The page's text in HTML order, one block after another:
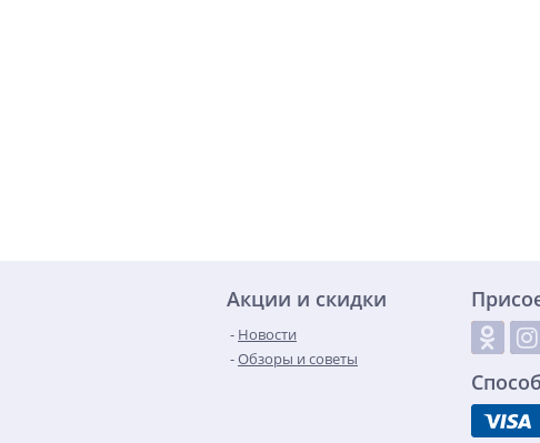
Акции и скидки
Новости
Обзоры и советы